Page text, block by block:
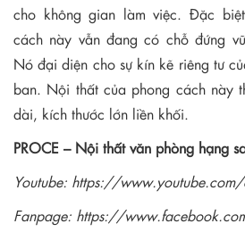
cho không gian làm việc. Đặc
cách này vẫn đang có chỗ đứng
Nó đại diện cho sự kín kẽ riêng tư
ban. Nội thất của phong cách này
dài, kích thước lớn liền khối.
PROCE – Nội thất văn phòng hạng
Youtube: https://
Fanpage: https://